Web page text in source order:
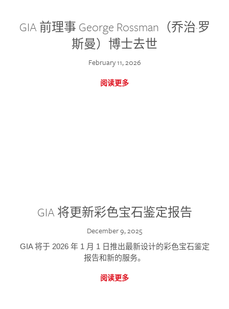
GIA 前理事 George Rossman（乔治·罗
斯曼）博士去世
February 11, 2026
阅读更多
GIA 将更新彩色宝石鉴定报告
December 9, 2025
GIA 将于 2026 年 1 月 1 日推出最新设计的彩色宝石鉴定
报告和新的服务。
阅读更多